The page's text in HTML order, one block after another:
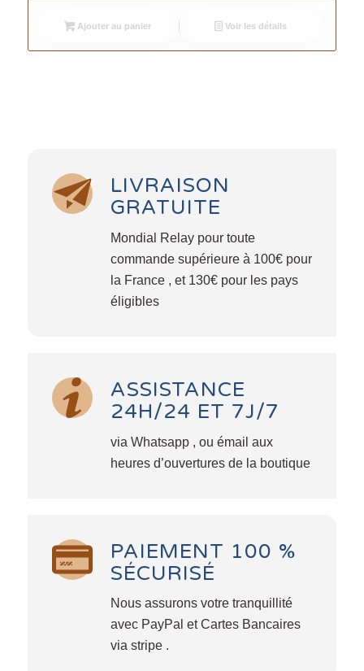
Ajouter au panier Voir les détails
LIVRAISON
GRATUITE
Mondial Relay pour toute
commande supérieure à 100€ pour
la France , et 130€ pour les pays
éligibles
ASSISTANCE
24H/24 ET 7J/7
via Whatsapp , ou émail aux
heures d’ouvertures de la boutique
PAIEMENT 100 %
SÉCURISÉ
Nous assurons votre tranquillité
avec PayPal et Cartes Bancaires
via stripe .